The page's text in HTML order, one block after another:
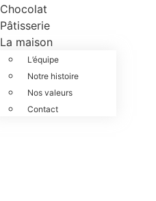
Chocolat
Pâtisserie
La maison
L’équipe
Notre histoire
Nos valeurs
Contact